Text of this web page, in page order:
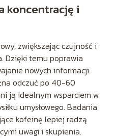
koncentrację i
zwiększając czujność i
Dzięki temu poprawia
nowych informacji.
odczuć po 40-60
ją idealnym wsparciem w
umysłowego. Badania
kofeinę lepiej radzą
uwagi i skupienia.